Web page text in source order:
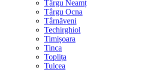
Târgu Neamț
Târgu Ocna
Târnăveni
Techirghiol
Timișoara
Tinca
Toplița
Tulcea